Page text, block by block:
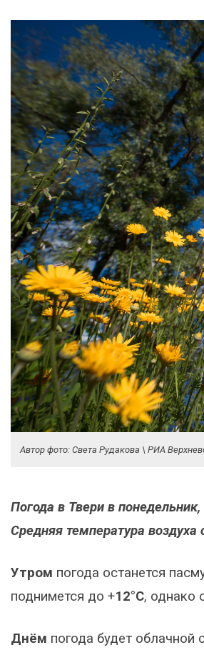
Автор фото: Света Рудакова \ РИА
Погода в Твери в
Средняя температура воздуха
Утром погода останется
поднимется до +12°C, однако
Днём погода будет облачной